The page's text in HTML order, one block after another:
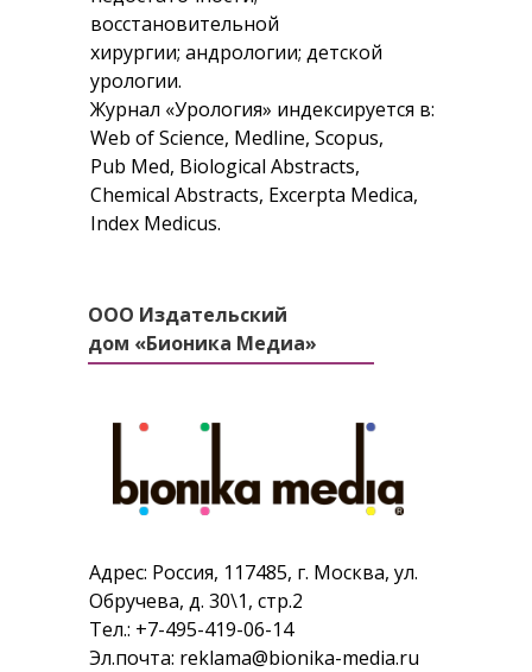
восстановительной
хирургии; андрологии; детской
урологии.
Жуpнал «Уpология» индексиpуется в:
Web of Science, Medline, Scopus,
Pub Med, Biological Abstracts,
Chemical Abstracts, Excerpta Medica,
Index Medicus.
Адрес: Россия, 117485, г. Москва, ул.
Обручева, д. 30\1, стр.2
Тел.: +7-495-419-06-14
Эл.почта: reklama@bionika-media.ru
ООО Издательский
дом «Бионика Медиа»